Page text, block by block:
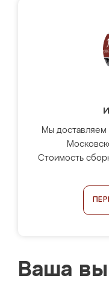
Мы
Стоимость
Ваша